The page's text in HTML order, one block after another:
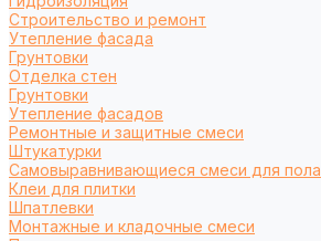
Строительство и ремонт
Утепление фасада
Грунтовки
Отделка стен
Грунтовки
Утепление фасадов
Ремонтные и защитные смеси
Штукатурки
Самовыравнивающиеся смеси для пола
Клеи для плитки
Шпатлевки
Монтажные и кладочные смеси